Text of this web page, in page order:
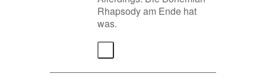
Rhapsody am Ende hat
was.